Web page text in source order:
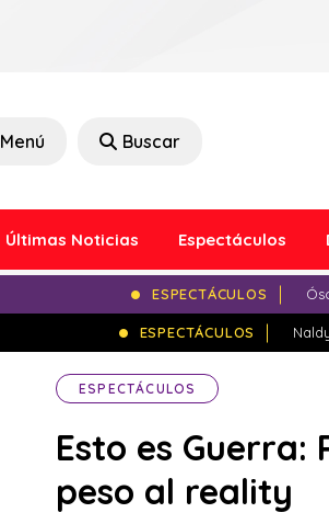
Menú Buscar
Últimas Noticias Espectáculos
ESPECTÁCULOS
ESPECTÁCULOS
ESPECTÁCULOS
Esto es
peso al reality